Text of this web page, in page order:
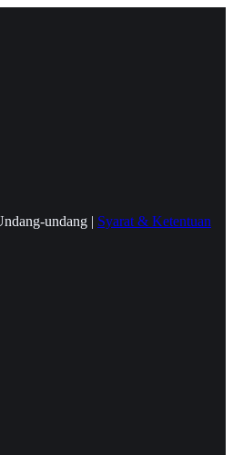
undang | Syarat & Ketentuan